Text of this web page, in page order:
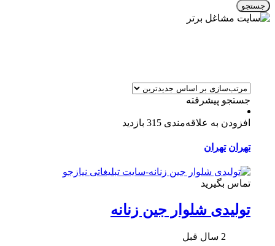
جستجو
جستجو پیشرفته
افزودن به علاقه‌مندی 315 بازدید
تهران تهران
تماس بگیرید
تولیدی شلوار جین زنانه
2 سال قبل